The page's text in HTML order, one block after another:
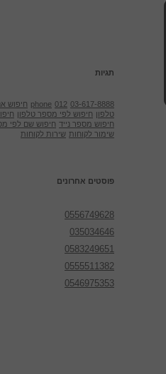
תגיות
03-617-8888
012
phone חיפוש
טלפון חיפוש לפי מספר טלפון
חיפוש מספר נייד חיפוש שם לפי
שימור לקוחות שירות לקוחות
פוסטים אחרונים
0556749628
035034646
0583249651
0555511382
0546975353